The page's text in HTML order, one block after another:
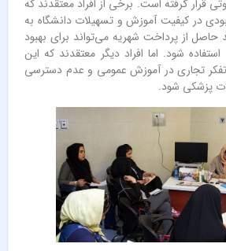
قرار گرفته است. برخی از افراد معتقدند که
در کیفیت آموزش و تسهیلات دانشگاه به
حاصل از پرداخت شهریه می‌تواند برای بهبود
شود. اما افراد دیگر معتقدند که این
تجاری در آموزش عمومی و عدم دسترسی
پزشکی شود.